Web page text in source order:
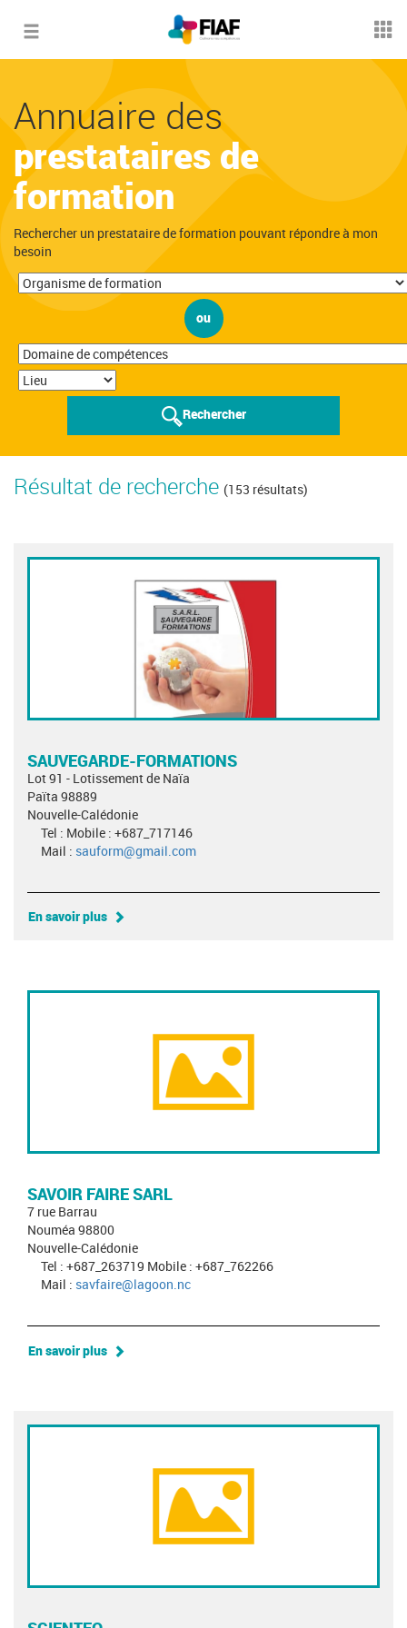
Toggle
Annuaire des
prestataires de
formation
Rechercher un prestataire de formation pouvant répondre à mon
besoin
ou
Rechercher
Résultat de recherche (153 résultats)
SAUVEGARDE-FORMATIONS
Lot 91 - Lotissement de Naïa
Païta 98889
Nouvelle-Calédonie
Tel : Mobile : +687_717146
Mail : sauform@gmail.com
En savoir plus
SAVOIR FAIRE SARL
7 rue Barrau
Nouméa 98800
Nouvelle-Calédonie
Tel : +687_263719 Mobile : +687_762266
Mail : savfaire@lagoon.nc
En savoir plus